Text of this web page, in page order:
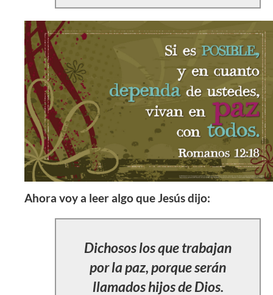
Ahora voy a leer algo que Jesús dijo:
Dichosos los que trabajan
por la paz, porque serán
llamados hijos de Dios.